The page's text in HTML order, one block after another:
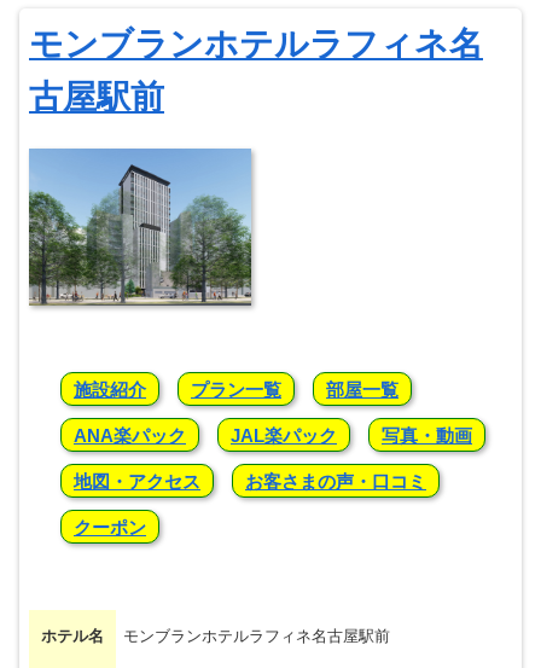
モンブランホテルラフィネ名
古屋駅前
施設紹介 プラン一覧 部屋一覧
ANA楽パック JAL楽パック 写真・動画
地図・アクセス お客さまの声・口コミ
クーポン
ホテル名 モンブランホテルラフィネ名古屋駅前